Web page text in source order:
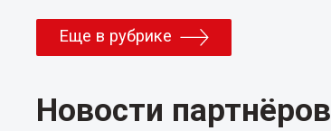
Еще в рубрике
Новости партнёров